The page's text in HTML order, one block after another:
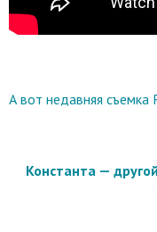
А вот недавняя съемка
Константа —